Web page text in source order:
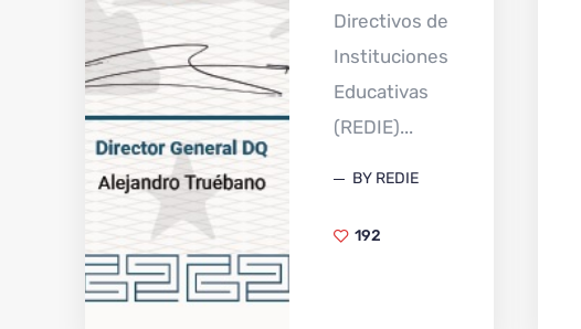
Directivos de
Instituciones
Educativas
(REDIE)...
BY REDIE
192